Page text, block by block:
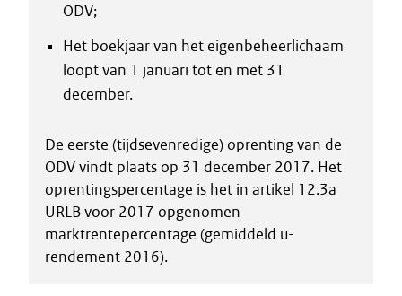
ODV;
Het boekjaar van het eigenbeheerlichaam
loopt van 1 januari tot en met 31
december.
De eerste (tijdsevenredige) oprenting van de
ODV vindt plaats op 31 december 2017. Het
oprentingspercentage is het in artikel 12.3a
URLB voor 2017 opgenomen
marktrentepercentage (gemiddeld u-
rendement 2016).